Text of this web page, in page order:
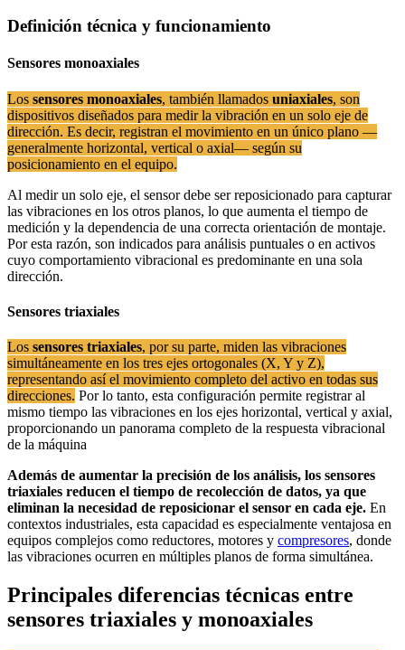
Definición técnica y funcionamiento
Sensores monoaxiales
Los sensores monoaxiales, también llamados uniaxiales, son
dispositivos diseñados para medir la vibración en un solo eje de
dirección. Es decir, registran el movimiento en un único plano —
generalmente horizontal, vertical o axial— según su
posicionamiento en el equipo.
Al medir un solo eje, el sensor debe ser reposicionado para capturar
las vibraciones en los otros planos, lo que aumenta el tiempo de
medición y la dependencia de una correcta orientación de montaje.
Por esta razón, son indicados para análisis puntuales o en activos
cuyo comportamiento vibracional es predominante en una sola
dirección.
Sensores triaxiales
Los sensores triaxiales, por su parte, miden las vibraciones
simultáneamente en los tres ejes ortogonales (X, Y y Z),
representando así el movimiento completo del activo en todas sus
direcciones. Por lo tanto, esta configuración permite registrar al
mismo tiempo las vibraciones en los ejes horizontal, vertical y axial,
proporcionando un panorama completo de la respuesta vibracional
de la máquina
Además de aumentar la precisión de los análisis, los sensores
triaxiales reducen el tiempo de recolección de datos, ya que
eliminan la necesidad de reposicionar el sensor en cada eje. En
contextos industriales, esta capacidad es especialmente ventajosa en
equipos complejos como reductores, motores y compresores, donde
las vibraciones ocurren en múltiples planos de forma simultánea.
Principales diferencias técnicas entre
sensores triaxiales y monoaxiales